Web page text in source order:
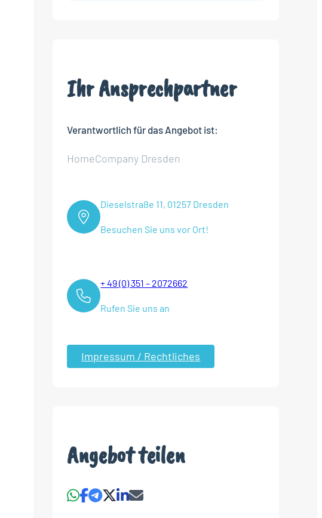
Ihr Ansprechpartner
Verantwortlich für das Angebot ist:
HomeCompany Dresden
Dieselstraße 11, 01257 Dresden
Besuchen Sie uns vor Ort!
+ 49 (0) 351 – 2072662
Rufen Sie uns an
Impressum / Rechtliches
Angebot teilen